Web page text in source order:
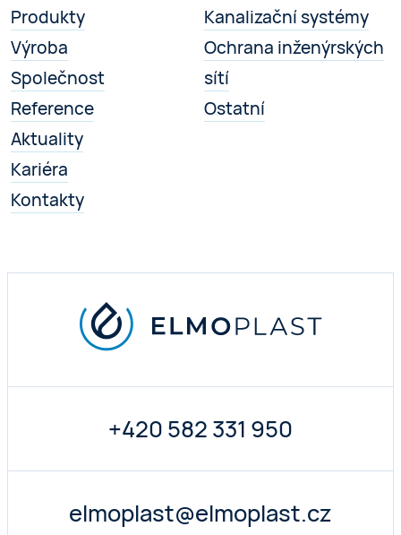
Produkty
Výroba
Společnost
Reference
Aktuality
Kariéra
Kontakty
Kanalizační systémy
Ochrana inženýrských
sítí
Ostatní
+420 582 331 950
elmoplast@elmoplast.cz